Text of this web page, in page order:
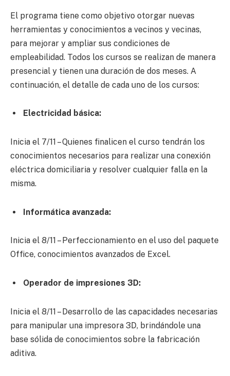
El programa tiene como objetivo otorgar nuevas
herramientas y conocimientos a vecinos y vecinas,
para mejorar y ampliar sus condiciones de
empleabilidad. Todos los cursos se realizan de manera
presencial y tienen una duración de dos meses. A
continuación, el detalle de cada uno de los cursos:
Electricidad básica:
Inicia el 7/11 – Quienes finalicen el curso tendrán los
conocimientos necesarios para realizar una conexión
eléctrica domiciliaria y resolver cualquier falla en la
misma.
Informática avanzada:
Inicia el 8/11 – Perfeccionamiento en el uso del paquete
Office, conocimientos avanzados de Excel.
Operador de impresiones 3D:
Inicia el 8/11 – Desarrollo de las capacidades necesarias
para manipular una impresora 3D, brindándole una
base sólida de conocimientos sobre la fabricación
aditiva.